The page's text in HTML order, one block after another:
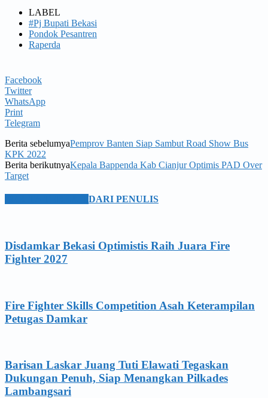
LABEL
#Pj Bupati Bekasi
Pondok Pesantren
Raperda
Facebook
Twitter
WhatsApp
Print
Telegram
Berita sebelumyaPemprov Banten Siap Sambut Road Show Bus
KPK 2022
Berita berikutnyaKepala Bappenda Kab Cianjur Optimis PAD Over
Target
DARI PENULIS
Disdamkar Bekasi Optimistis Raih Juara Fire
Fighter 2027
Fire Fighter Skills Competition Asah Keterampilan
Petugas Damkar
Barisan Laskar Juang Tuti Elawati Tegaskan
Dukungan Penuh, Siap Menangkan Pilkades
Lambangsari